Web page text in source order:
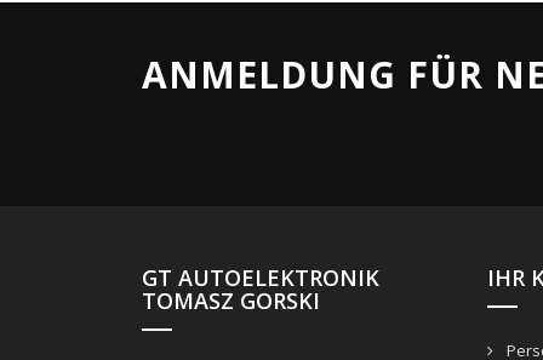
ANMELDUNG FÜR
GT AUTOELEKTRONIK
TOMASZ GORSKI
IHR